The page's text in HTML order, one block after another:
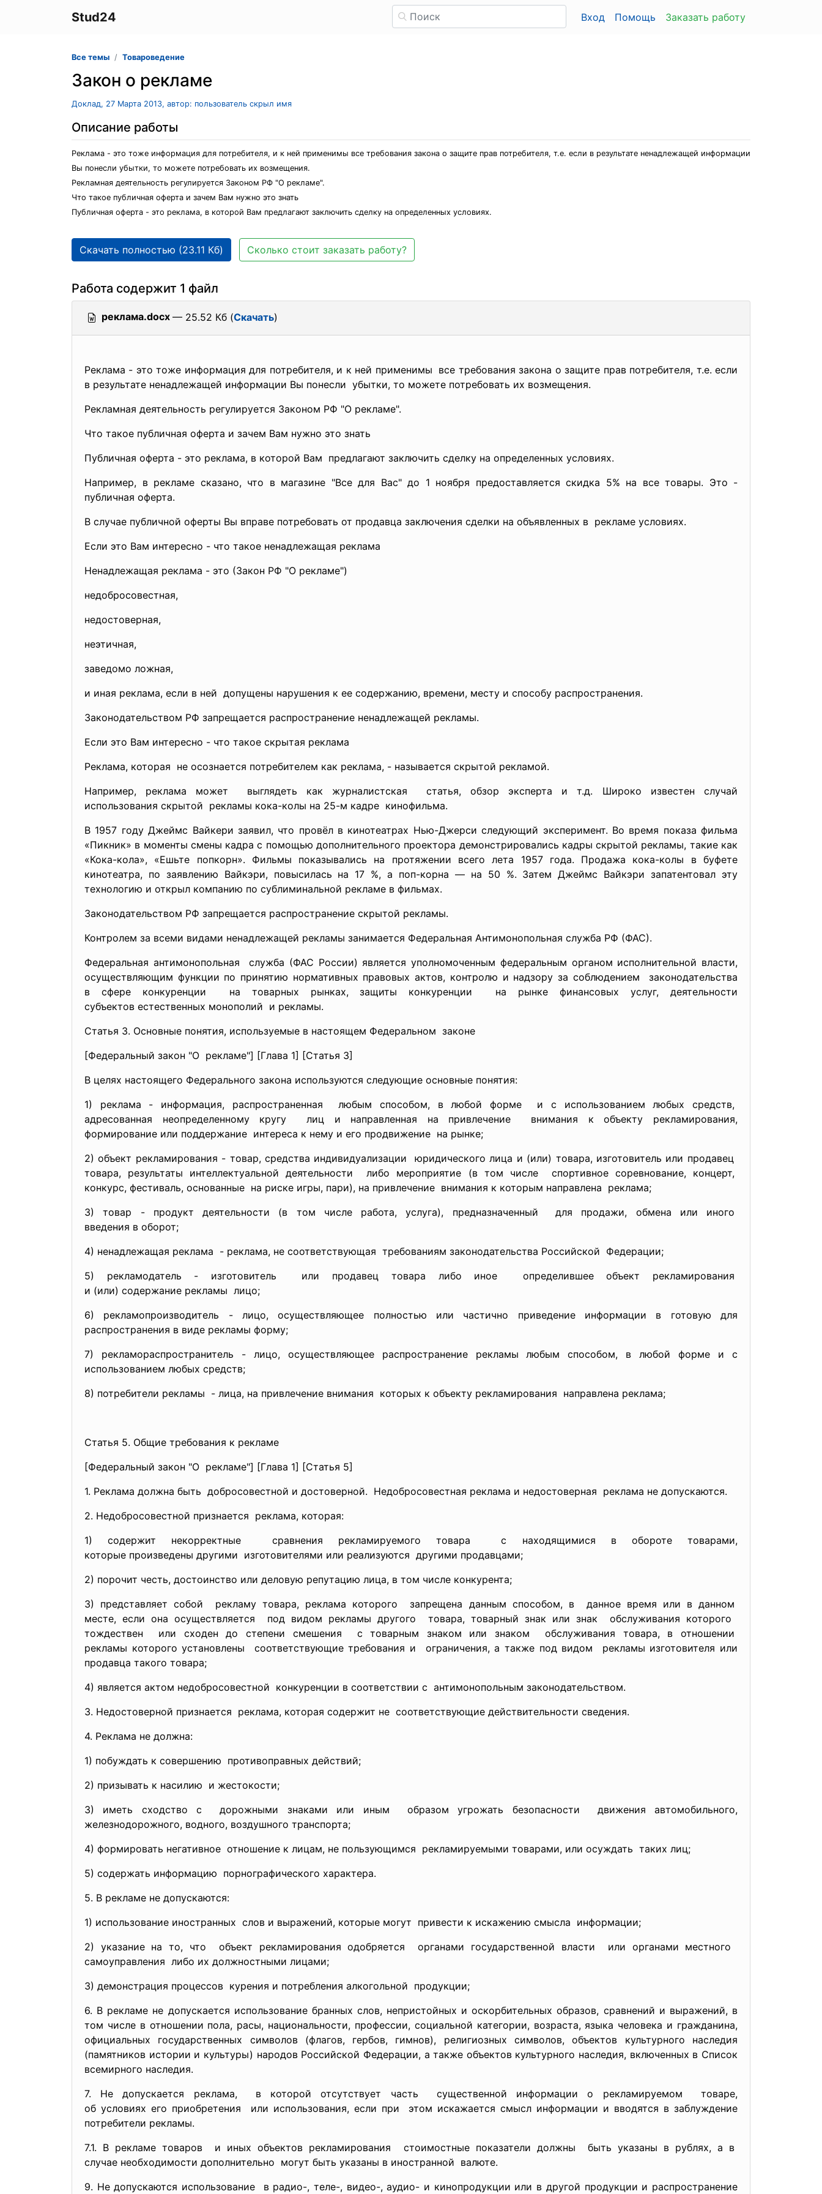
Stud24 Вход Помощь Заказать работу
Все темы Товароведение
Закон о рекламе
Доклад, 27 Марта 2013, автор: пользователь скрыл имя
Описание работы
Реклама - это тоже информация для потребителя, и к ней применимы все требования закона о защите прав потребителя, т.е. если в результате ненадлежащей информации
Вы понесли убытки, то можете потребовать их возмещения.
Рекламная деятельность регулируется Законом РФ "О рекламе".
Что такое публичная оферта и зачем Вам нужно это знать
Публичная оферта - это реклама, в которой Вам предлагают заключить сделку на определенных условиях.
Скачать полностью (23.11 Кб) Сколько стоит заказать работу?
Работа содержит 1 файл
реклама.docx — 25.52 Кб (Скачать)
Реклама - это тоже информация для потребителя, и к ней применимы все требования закона о защите прав потребителя, т.е. если
в результате ненадлежащей информации Вы понесли убытки, то можете потребовать их возмещения.
Рекламная деятельность регулируется Законом РФ "О рекламе".
Что такое публичная оферта и зачем Вам нужно это знать
Публичная оферта - это реклама, в которой Вам предлагают заключить сделку на определенных условиях.
Например, в рекламе сказано, что в магазине "Все для Вас" до 1 ноября предоставляется скидка 5% на все товары. Это -
публичная оферта.
В случае публичной оферты Вы вправе потребовать от продавца заключения сделки на объявленных в рекламе условиях.
Если это Вам интересно - что такое ненадлежащая реклама
Ненадлежащая реклама - это (Закон РФ "О рекламе")
недобросовестная,
недостоверная,
неэтичная,
заведомо ложная,
и иная реклама, если в ней допущены нарушения к ее содержанию, времени, месту и способу распространения.
Законодательством РФ запрещается распространение ненадлежащей рекламы.
Если это Вам интересно - что такое скрытая реклама
Реклама, которая не осознается потребителем как реклама, - называется скрытой рекламой.
Например, реклама может выглядеть как журналистская статья, обзор эксперта и т.д. Широко известен случай
использования скрытой рекламы кока-колы на 25-м кадре кинофильма.
В 1957 году Джеймс Вайкери заявил, что провёл в кинотеатрах Нью-Джерси следующий эксперимент. Во время показа фильма
«Пикник» в моменты смены кадра с помощью дополнительного проектора демонстрировались кадры скрытой рекламы, такие как
«Кока-кола», «Ешьте попкорн». Фильмы показывались на протяжении всего лета 1957 года. Продажа кока-колы в буфете
кинотеатра, по заявлению Вайкэри, повысилась на 17 %, а поп-корна — на 50 %. Затем Джеймс Вайкэри запатентовал эту
технологию и открыл компанию по сублиминальной рекламе в фильмах.
Законодательством РФ запрещается распространение скрытой рекламы.
Контролем за всеми видами ненадлежащей рекламы занимается Федеральная Антимонопольная служба РФ (ФАС).
Федеральная антимонопольная служба (ФАС России) является уполномоченным федеральным органом исполнительной власти,
осуществляющим функции по принятию нормативных правовых актов, контролю и надзору за соблюдением законодательства
в сфере конкуренции на товарных рынках, защиты конкуренции на рынке финансовых услуг, деятельности
субъектов естественных монополий и рекламы.
Статья 3. Основные понятия, используемые в настоящем Федеральном законе
[Федеральный закон "О рекламе"] [Глава 1] [Статья 3]
В целях настоящего Федерального закона используются следующие основные понятия:
1) реклама - информация, распространенная любым способом, в любой форме и с использованием любых средств,
адресованная неопределенному кругу лиц и направленная на привлечение внимания к объекту рекламирования,
формирование или поддержание интереса к нему и его продвижение на рынке;
2) объект рекламирования - товар, средства индивидуализации юридического лица и (или) товара, изготовитель или продавец
товара, результаты интеллектуальнойдеятельности либо мероприятие (в том числе спортивное соревнование, концерт,
конкурс, фестиваль, основанные на риске игры, пари), на привлечение внимания к которым направлена реклама;
3) товар - продукт деятельности (в том числе работа, услуга), предназначенный для продажи, обмена или иного
введения в оборот;
4) ненадлежащая реклама - реклама, не соответствующая требованиям законодательства Российской Федерации;
5) рекламодатель - изготовитель или продавец товара либо иное определившее объект рекламирования
и (или) содержание рекламы лицо;
6) рекламопроизводитель - лицо, осуществляющее полностью или частично приведение информации в готовую для
распространения в виде рекламы форму;
7) рекламораспространитель - лицо, осуществляющее распространение рекламы любым способом, в любой форме и с
использованием любых средств;
8) потребители рекламы - лица, на привлечение внимания которых к объекту рекламирования направлена реклама;
Статья 5. Общие требования к рекламе
[Федеральный закон "О рекламе"] [Глава 1] [Статья 5]
1. Реклама должна быть добросовестной и достоверной. Недобросовестная реклама и недостоверная реклама не допускаются.
2. Недобросовестной признается реклама, которая:
1) содержит некорректные сравнения рекламируемого товара с находящимися в обороте товарами,
которые произведены другими изготовителями или реализуются другими продавцами;
2) порочит честь, достоинство или деловую репутацию лица, в том числе конкурента;
3) представляет собой рекламу товара, реклама которого запрещена данным способом, в данное время или в данном
месте, если она осуществляется под видом рекламы другого товара, товарный знак или знак обслуживания которого
тождествен или сходен до степени смешения с товарным знаком или знаком обслуживания товара, в отношении
рекламы которого установлены соответствующие требования и ограничения, а также под видом рекламы изготовителя или
продавца такого товара;
4) является актом недобросовестной конкуренции в соответствии с антимонопольным законодательством.
3. Недостоверной признается реклама, которая содержит не соответствующие действительности сведения.
4. Реклама не должна:
1) побуждать к совершению противоправных действий;
2) призывать к насилию и жестокости;
3) иметь сходство с дорожными знаками или иным образом угрожать безопасности движения автомобильного,
железнодорожного, водного, воздушного транспорта;
4) формировать негативное отношение к лицам, не пользующимся рекламируемыми товарами, или осуждать таких лиц;
5) содержать информацию порнографического характера.
5. В рекламе не допускаются:
1) использование иностранных слов и выражений, которые могут привести к искажению смысла информации;
2) указание на то, что объект рекламированияодобряется органами государственной власти или органами местного
самоуправления либо их должностными лицами;
3) демонстрация процессов курения и потребления алкогольной продукции;
6. В рекламе не допускается использование бранных слов, непристойных и оскорбительных образов, сравнений и выражений, в
том числе в отношении пола, расы, национальности, профессии, социальной категории, возраста, языка человека и гражданина,
официальных государственных символов (флагов, гербов, гимнов), религиозных символов, объектов культурного наследия
(памятников истории и культуры) народов Российской Федерации, а также объектов культурного наследия, включенных в Список
всемирного наследия.
7. Не допускается реклама, в которой отсутствует часть существенной информации о рекламируемом товаре,
об условиях его приобретения или использования, если при этом искажается смысл информации и вводятся в заблуждение
потребители рекламы.
7.1. В рекламе товаров и иных объектов рекламирования стоимостные показатели должны быть указаны в рублях, а в
случае необходимости дополнительно могут быть указаны в иностранной валюте.
9. Не допускаются использование в радио-, теле-, видео-, аудио- и кинопродукции или в другой продукции и распространение